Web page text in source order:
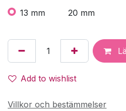
13 mm 20 mm
Add to wishlist
Villkor och bestämmelser